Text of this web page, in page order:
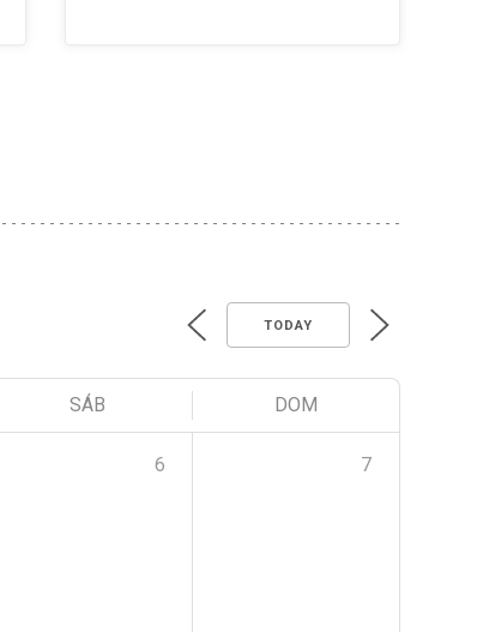
TODAY
SÁB DOM
6 7